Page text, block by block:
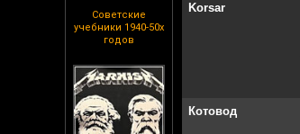
Советские
учебники 1940-50х
годов
Korsar
Котовод